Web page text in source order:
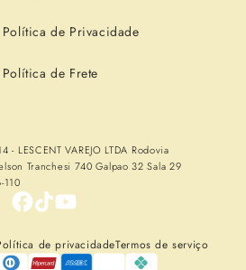
Política de Privacidade
Política de Frete
- LESCENT VAREJO LTDA Rodovia
Tranchesi 740 Galpao 32 Sala 29
110
de privacidadeTermos de serviço